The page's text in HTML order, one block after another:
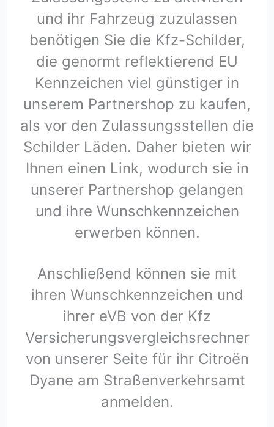
und ihr Fahrzeug zuzulassen
benötigen Sie die Kfz-Schilder,
die genormt reflektierend EU
Kennzeichen viel günstiger in
unserem Partnershop zu kaufen,
als vor den Zulassungsstellen die
Schilder Läden. Daher bieten wir
Ihnen einen Link, wodurch sie in
unserer Partnershop gelangen
und ihre Wunschkennzeichen
erwerben können.
Anschließend können sie mit
ihren Wunschkennzeichen und
ihrer eVB von der Kfz
Versicherungsvergleichsrechner
von unserer Seite für ihr Citroën
Dyane am Straßenverkehrsamt
anmelden.